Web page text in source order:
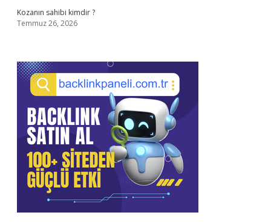
Kozanın sahibi kimdir ?
Temmuz 26, 2026